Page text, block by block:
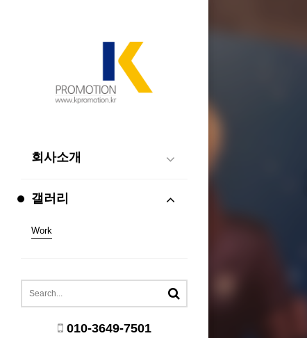
회사소개
갤러리
Work
010-3649-7501